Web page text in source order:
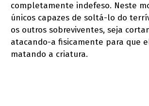
completamente indefeso. Neste
únicos capazes de soltá-lo do
os outros sobreviventes, seja
atacando-a fisicamente para que
matando a criatura.